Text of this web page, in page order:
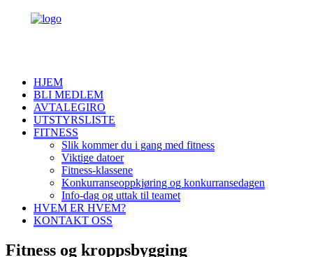
HJEM
BLI MEDLEM
AVTALEGIRO
UTSTYRSLISTE
FITNESS
Slik kommer du i gang med fitness
Viktige datoer
Fitness-klassene
Konkurranseoppkjøring og konkurransedagen
Info-dag og uttak til teamet
HVEM ER HVEM?
KONTAKT OSS
Fitness og kroppsbygging